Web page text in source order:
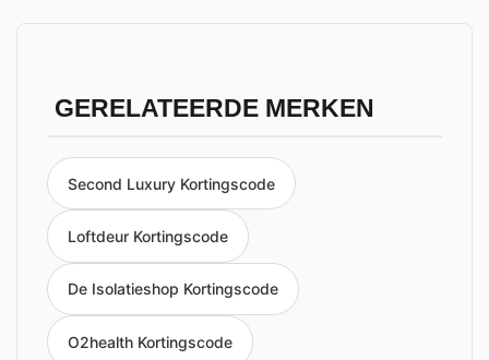
GERELATEERDE MERKEN
Second Luxury Kortingscode
Loftdeur Kortingscode
De Isolatieshop Kortingscode
O2health Kortingscode